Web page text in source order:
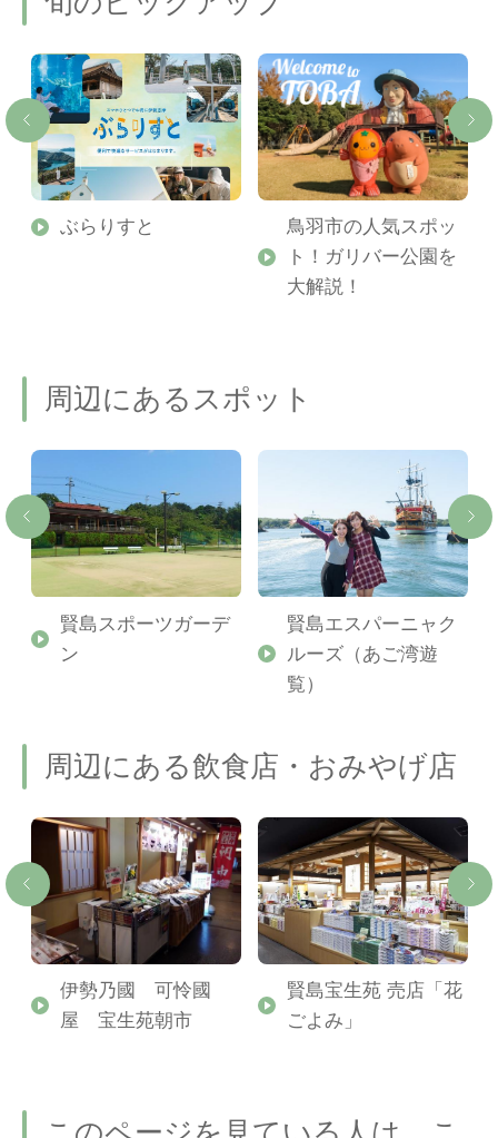
ぶらりすと
鳥羽市の人気スポッ
ト！ガリバー公園を
大解説！
周辺にあるスポット
賢島スポーツガーデ
ン
賢島エスパーニャク
ルーズ（あご湾遊
覧）
周辺にある飲食店・おみやげ店
伊勢乃國 可怜國
屋 宝生苑朝市
賢島宝生苑 売店「花
ごよみ」